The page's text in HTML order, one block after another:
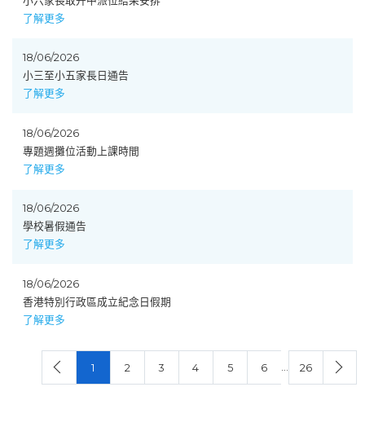
了解更多
18/06/2026
小三至小五家長日通告
了解更多
18/06/2026
專題週攤位活動上課時間
了解更多
18/06/2026
學校暑假通告
了解更多
18/06/2026
香港特別行政區成立紀念日假期
了解更多
1 2 3 4 5 6 26